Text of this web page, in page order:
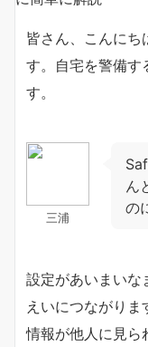
皆さん、こんにち
す。自宅を警備す
す。
三浦
ん
の
設定があいまいな
えいにつながり
情報が他人に見ら